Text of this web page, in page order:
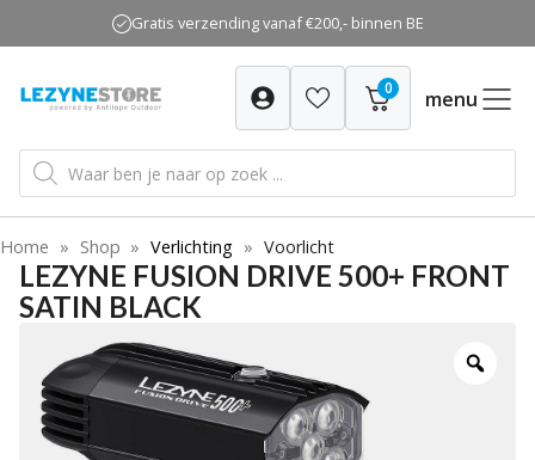
naar
inhoud
Gratis verzending vanaf €200,- binnen BE
0 menu
Producten
zoeken
Home » Shop » Verlichting » Voorlicht
LEZYNE FUSION DRIVE 500+ FRONT
SATIN BLACK